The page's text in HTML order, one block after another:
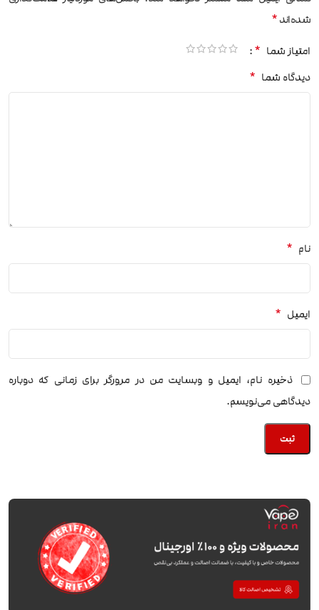
شده‌اند*
امتیاز شما *
دیدگاه شما *
نام *
ایمیل *
ذخیره نام، ایمیل و وبسایت من در مرورگر برای زمانی که دوباره
دیدگاهی می‌نویسم.